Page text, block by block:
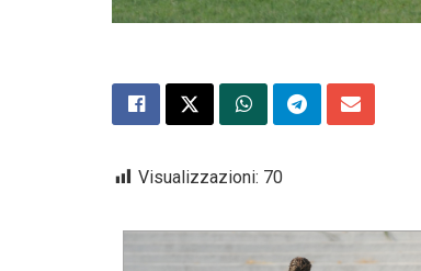
Visualizzazioni: 70